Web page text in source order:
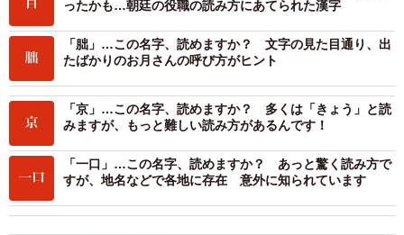
ったかも…朝廷の役職の読み方にあてられた漢字
「朏」…この名字、読めますか？ 文字の見た目通り、出
たばかりのお月さんの呼び方がヒント
「京」…この名字、読めますか？ 多くは「きょう」と読
みますが、もっと難しい読み方があるんです！
「一口」…この名字、読めますか？ あっと驚く読み方で
すが、地名などで各地に存在 意外に知られています